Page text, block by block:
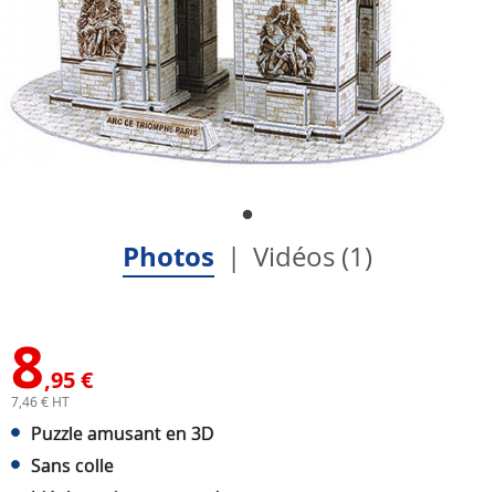
Photos Vidéos (1)
8,95 €
7,46 € HT
Puzzle amusant en 3D
Sans colle